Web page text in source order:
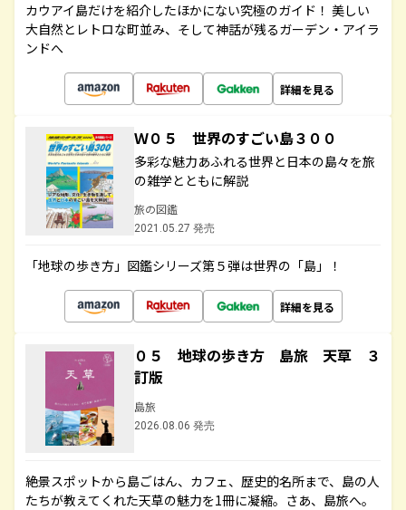
カウアイ島だけを紹介したほかにない究極のガイド！ 美しい
大自然とレトロな町並み、そして神話が残るガーデン・アイラ
ンドへ
詳細を見る
Ｗ０５ 世界のすごい島３００
多彩な魅力あふれる世界と日本の島々を旅
の雑学とともに解説
旅の図鑑
2021.05.27 発売
「地球の歩き方」図鑑シリーズ第５弾は世界の「島」！
詳細を見る
０５ 地球の歩き方 島旅 天草 ３
訂版
島旅
2026.08.06 発売
絶景スポットから島ごはん、カフェ、歴史的名所まで、島の人
たちが教えてくれた天草の魅力を1冊に凝縮。さあ、島旅へ。